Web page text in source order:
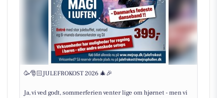
🥳🎅🏻JULEFROKOST 2026 🎄🎉
Ja, vi ved godt, sommerferien venter lige om hjørnet - men vi